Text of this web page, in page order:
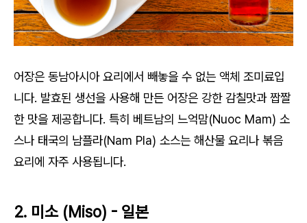
어장은 동남아시아 요리에서 빼놓을 수 없는 액체 조미료입
니다. 발효된 생선을 사용해 만든 어장은 강한 감칠맛과 짭짤
한 맛을 제공합니다. 특히 베트남의 느억맘(Nuoc Mam) 소
스나 태국의 남플라(Nam Pla) 소스는 해산물 요리나 볶음
요리에 자주 사용됩니다.
2. 미소 (Miso) - 일본